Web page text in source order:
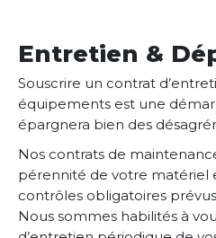
Entretien &
Souscrire un contrat
équipements est une
épargnera bien des
Nos contrats de
pérennité de votre matériel
contrôles obligatoires
Nous sommes habilités à